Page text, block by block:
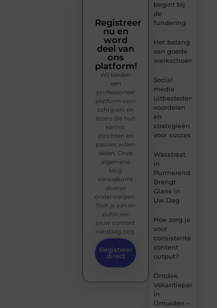
begint bij
de
fundering
Het belang
van goede
werkschoenen
Social
media
uitbesteden:
voordelen
en
strategieën
voor succes
Wasstraat
in
Purmerend
Brengt
Glans in
Uw Dag
Hoe zorg je
voor
consistente
content
output?
Ontdek
Vakantiepark
in
IJmuiden –
Registreer
nu en
word
deel van
ons
platform!
Wij bieden
een
professioneel
platform voor
schrijvers en
lezers die hun
kennis,
inzichten en
passies willen
delen. Onze
algemene
blog
verwelkomt
diverse
onderwerpen.
Sluit je aan en
publiceer
jouw content
vandaag nog.
Registreer
direct